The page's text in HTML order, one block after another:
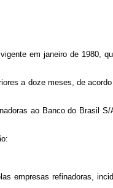
em janeiro de 1980,
a doze meses, de
ao Banco do Brasil
empresas refinadoras,